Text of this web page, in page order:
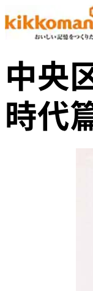
中央
時代